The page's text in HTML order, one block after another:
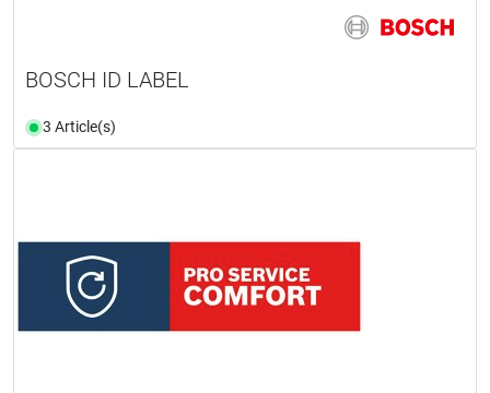
BOSCH ID LABEL
3 Article(s)